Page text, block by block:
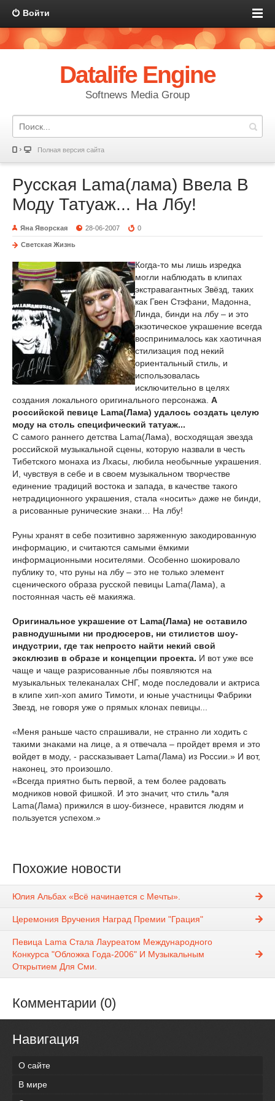
Войти
Datalife Engine
Softnews Media Group
Полная версия сайта
Русская Lama(лама) Ввела В
Моду Татуаж... На Лбу!
Яна Яворская 28-06-2007 0
Светская Жизнь
Когда-то мы лишь изредка
могли наблюдать в клипах
экстравагантных Звёзд, таких
как Гвен Стэфани, Мадонна,
Линда, бинди на лбу – и это
экзотическое украшение всегда
воспринималось как хаотичная
стилизация под некий
ориентальный стиль, и
использовалась
исключительно в целях
создания локального оригинального персонажа. А
российской певице Lama(Лама) удалось создать целую
моду на столь специфический татуаж...
С самого раннего детства Lama(Лама), восходящая звезда
российской музыкальной сцены, которую назвали в честь
Тибетского монаха из Лхасы, любила необычные украшения.
И, чувствуя в себе и в своем музыкальном творчестве
единение традиций востока и запада, в качестве такого
нетрадиционного украшения, стала «носить» даже не бинди,
а рисованные рунические знаки… На лбу!
Руны хранят в себе позитивно заряженную закодированную
информацию, и считаются самыми ёмкими
информационными носителями. Особенно шокировало
публику то, что руны на лбу – это не только элемент
сценического образа русской певицы Lama(Лама), а
постоянная часть её макияжа.
Оригинальное украшение от Lama(Лама) не оставило
равнодушными ни продюсеров, ни стилистов шоу-
индустрии, где так непросто найти некий свой
эксклюзив в образе и концепции проекта. И вот уже все
чаще и чаще разрисованные лбы появляются на
музыкальных телеканалах СНГ, моде последовали и актриса
в клипе хип-хоп амиго Тимоти, и юные участницы Фабрики
Звезд, не говоря уже о прямых клонах певицы...
«Меня раньше часто спрашивали, не странно ли ходить с
такими знаками на лице, а я отвечала – пройдет время и это
войдет в моду, - рассказывает Lama(Лама) из России.» И вот,
наконец, это произошло.
«Всегда приятно быть первой, а тем более радовать
модников новой фишкой. И это значит, что стиль *аля
Lama(Лама) прижился в шоу-бизнесе, нравится людям и
пользуется успехом.»
Похожие новости
Юлия Альбах «Всё начинается с Мечты».
Церемония Вручения Наград Премии "Грация"
Певица Lama Стала Лауреатом Международного
Конкурса "Обложка Года-2006" И Музыкальным
Открытием Для Сми.
Комментарии (0)
Навигация
О сайте
В мире